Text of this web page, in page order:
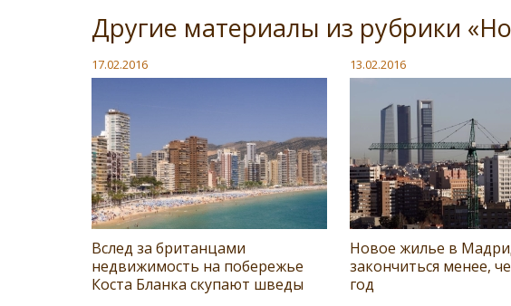
Другие материалы из рубрики
17.02.2016
Вслед за британцами
недвижимость на побережье
Коста Бланка скупают шведы
13.02.2016
Новое жилье в
закончиться менее,
год